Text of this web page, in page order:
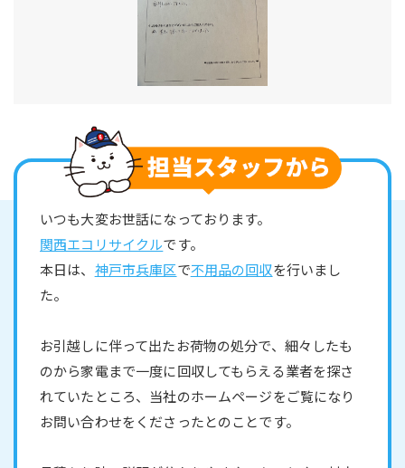
いつも大変お世話になっております。
関西エコリサイクルです。
本日は、 神戸市兵庫区で不用品の回収を行いまし
た。
お引越しに伴って出たお荷物の処分で、細々したも
のから家電まで一度に回収してもらえる業者を探さ
れていたところ、当社のホームページをご覧になり
お問い合わせをくださったとのことです。